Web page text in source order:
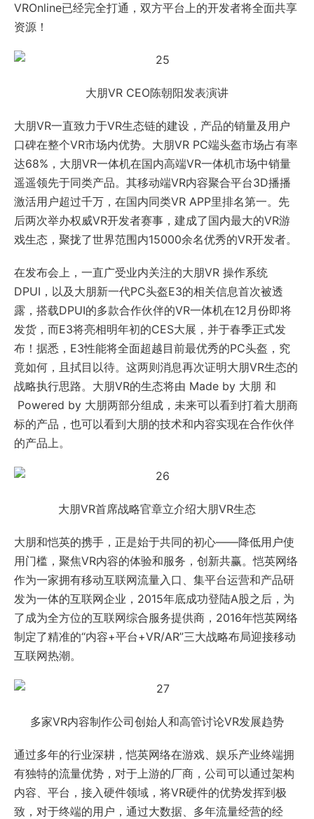
VROnline已经完全打通，双方平台上的开发者将全面共享
资源！
大朋VR CEO陈朝阳发表演讲
大朋VR一直致力于VR生态链的建设，产品的销量及用户
口碑在整个VR市场内优势。大朋VR PC端头盔市场占有率
达68%，大朋VR一体机在国内高端VR一体机市场中销量
遥遥领先于同类产品。其移动端VR内容聚合平台3D播播
激活用户超过千万，在国内同类VR APP里排名第一。先
后两次举办权威VR开发者赛事，建成了国内最大的VR游
戏生态，聚拢了世界范围内15000余名优秀的VR开发者。
在发布会上，一直广受业内关注的大朋VR 操作系统
DPUI，以及大朋新一代PC头盔E3的相关信息首次被透
露，搭载DPUI的多款合作伙伴的VR一体机在12月份即将
发货，而E3将亮相明年初的CES大展，并于春季正式发
布！据悉，E3性能将全面超越目前最优秀的PC头盔，究
竟如何，且拭目以待。这两则消息再次证明大朋VR生态的
战略执行思路。大朋VR的生态将由 Made by 大朋 和
Powered by 大朋两部分组成，未来可以看到打着大朋商
标的产品，也可以看到大朋的技术和内容实现在合作伙伴
的产品上。
大朋VR首席战略官章立介绍大朋VR生态
大朋和恺英的携手，正是始于共同的初心——降低用户使
用门槛，聚焦VR内容的体验和服务，创新共赢。恺英网络
作为一家拥有移动互联网流量入口、集平台运营和产品研
发为一体的互联网企业，2015年底成功登陆A股之后，为
了成为全方位的互联网综合服务提供商，2016年恺英网络
制定了精准的“内容+平台+VR/AR”三大战略布局迎接移动
互联网热潮。
多家VR内容制作公司创始人和高管讨论VR发展趋势
通过多年的行业深耕，恺英网络在游戏、娱乐产业终端拥
有独特的流量优势，对于上游的厂商，公司可以通过架构
内容、平台，接入硬件领域，将VR硬件的优势发挥到极
致，对于终端的用户，通过大数据、多年流量经营的经